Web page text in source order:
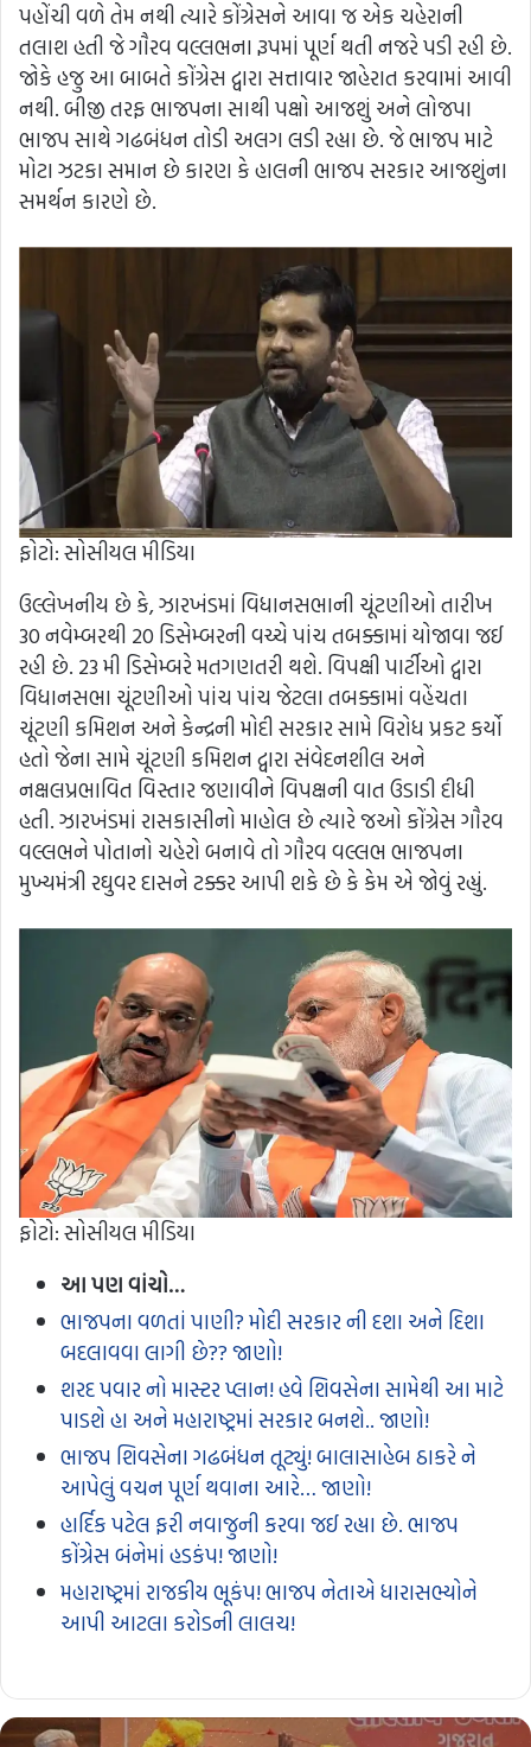
પહોંચી વળે તેમ નથી ત્યારે કોંગ્રેસને આવા જ એક ચહેરાની
તલાશ હતી જે ગૌરવ વલ્લભના રૂપમાં પૂર્ણ થતી નજરે પડી રહી છે.
જોકે હજુ આ બાબતે કોંગ્રેસ દ્વારા સત્તાવાર જાહેરાત કરવામાં આવી
નથી. બીજી તરફ ભાજપના સાથી પક્ષો આજશું અને લોજપા
ભાજપ સાથે ગઢબંધન તોડી અલગ લડી રહ્યા છે. જે ભાજપ માટે
મોટા ઝટકા સમાન છે કારણ કે હાલની ભાજપ સરકાર આજશુંના
સમર્થન કારણે છે.
ફોટો: સોસીયલ મીડિયા
ઉલ્લેખનીય છે કે, ઝારખંડમાં વિધાનસભાની ચૂંટણીઓ તારીખ
30 નવેમ્બરથી 20 ડિસેમ્બરની વચ્ચે પાંચ તબક્કામાં યોજાવા જઈ
રહી છે. 23 મી ડિસેમ્બરે મતગણતરી થશે. વિપક્ષી પાર્ટીઓ દ્વારા
વિધાનસભા ચૂંટણીઓ પાંચ પાંચ જેટલા તબક્કામાં વહેંચતા
ચૂંટણી કમિશન અને કેન્દ્રની મોદી સરકાર સામે વિરોધ પ્રકટ કર્યો
હતો જેના સામે ચૂંટણી કમિશન દ્વારા સંવેદનશીલ અને
નક્ષલપ્રભાવિત વિસ્તાર જણાવીને વિપક્ષની વાત ઉડાડી દીધી
હતી. ઝારખંડમાં રાસકાસીનો માહોલ છે ત્યારે જઓ કોંગ્રેસ ગૌરવ
વલ્લભને પોતાનો ચહેરો બનાવે તો ગૌરવ વલ્લભ ભાજપના
મુખ્યમંત્રી રઘુવર દાસને ટક્કર આપી શકે છે કે કેમ એ જોવું રહ્યું.
ફોટો: સોસીયલ મીડિયા
આ પણ વાંચો…
ભાજપના વળતાં પાણી? મોદી સરકાર ની દશા અને દિશા
બદલાવવા લાગી છે?? જાણો!
શરદ પવાર નો માસ્ટર પ્લાન! હવે શિવસેના સામેથી આ માટે
પાડશે હા અને મહારાષ્ટ્રમાં સરકાર બનશે.. જાણો!
ભાજપ શિવસેના ગઢબંધન તૂટ્યું! બાલાસાહેબ ઠાકરે ને
આપેલું વચન પૂર્ણ થવાના આરે… જાણો!
હાર્દિક પટેલ ફરી નવાજુની કરવા જઈ રહ્યા છે. ભાજપ
કોંગ્રેસ બંનેમાં હડકંપ! જાણો!
મહારાષ્ટ્રમાં રાજકીય ભૂકંપ! ભાજપ નેતાએ ધારાસભ્યોને
આપી આટલા કરોડની લાલચ!